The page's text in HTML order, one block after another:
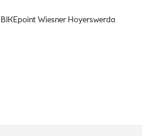
Wiesner Hoyerswerda